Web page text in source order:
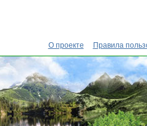
О проекте Правила